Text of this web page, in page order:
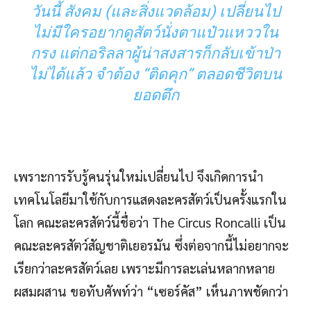
วันนี้ สังคม (และสิ่งแวดล้อม) เปลี่ยนไป
ไม่มีใครอยากดูสัตว์นั่งตาแป๋วแหววใน
กรง แต่กอริลลาผู้น่าสงสารก็กลับเข้าป่า
ไม่ได้แล้ว จำต้อง “ติดคุก” ตลอดชีวิตบน
ยอดตึก
เพราะการรับรู้คนรุ่นใหม่เปลี่ยนไป จึงเกิดการนำ
เทคโนโลยีมาใช้กับการแสดงละครสัตว์เป็นครั้งแรกใน
โลก คณะละครสัตว์นี้ชื่อว่า The Circus Roncalli เป็น
คณะละครสัตว์สัญชาติเยอรมัน ซึ่งต่อจากนี้ไม่อยากจะ
เรียกว่าละครสัตว์เลย เพราะมีการละเล่นหลากหลาย
ผสมผสาน ขอทับศัพท์ว่า “เซอร์คัส” เห็นภาพชัดกว่า